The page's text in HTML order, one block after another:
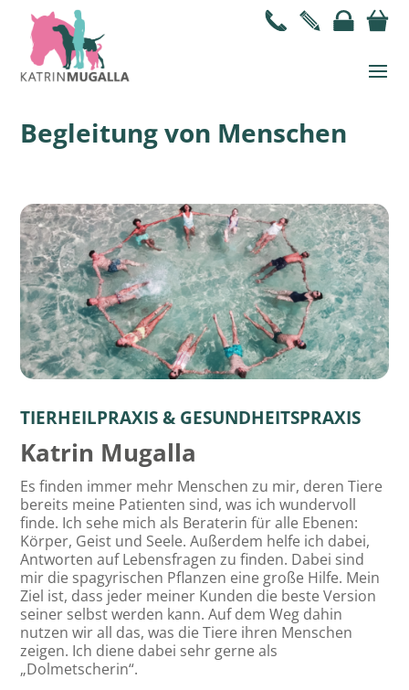
Begleitung von Menschen
TIERHEILPRAXIS & GESUNDHEITSPRAXIS
Katrin Mugalla
Es finden immer mehr Menschen zu mir, deren Tiere
bereits meine Patienten sind, was ich wundervoll
finde. Ich sehe mich als Beraterin für alle Ebenen:
Körper, Geist und Seele. Außerdem helfe ich dabei,
Antworten auf Lebensfragen zu finden. Dabei sind
mir die spagyrischen Pflanzen eine große Hilfe. Mein
Ziel ist, dass jeder meiner Kunden die beste Version
seiner selbst werden kann. Auf dem Weg dahin
nutzen wir all das, was die Tiere ihren Menschen
zeigen. Ich diene dabei sehr gerne als
„Dolmetscherin“.